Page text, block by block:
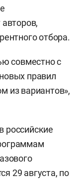
отбора.
совместно с
правил
из вариантов»,
российские
29 августа, по